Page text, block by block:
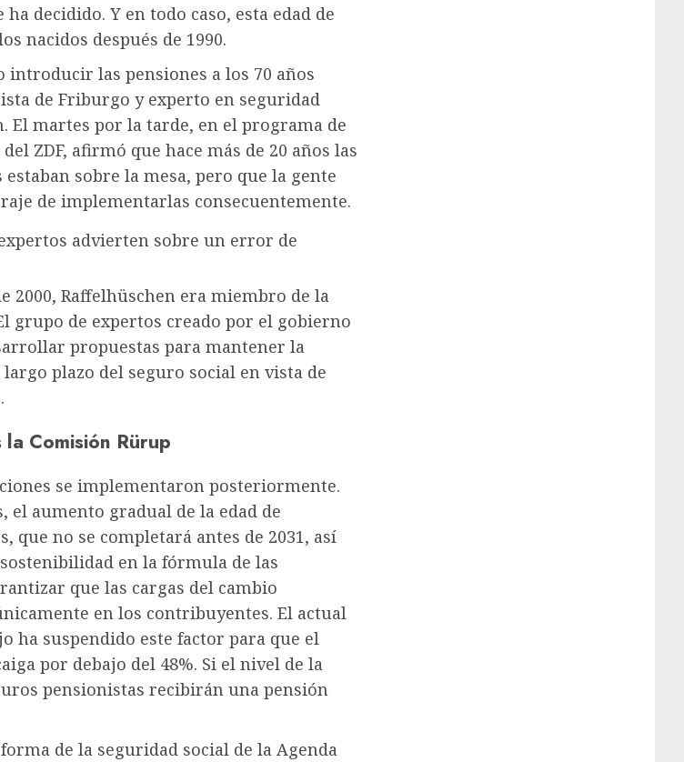
decidido. Y en todo caso, esta edad de
nacidos después de 1990.
las pensiones a los 70 años
de Friburgo y experto en seguridad
El martes por la tarde, en el programa de
ZDF, afirmó que hace más de 20 años las
sobre la mesa, pero que la gente
de implementarlas consecuentemente.
advierten sobre un error de
2000, Raffelhüschen era miembro de la
grupo de expertos creado por el gobierno
propuestas para mantener la
plazo del seguro social en vista de
Comisión Rürup
se implementaron posteriormente.
el aumento gradual de la edad de
que no se completará antes de 2031, así
en la fórmula de las
que las cargas del cambio
en los contribuyentes. El actual
ha suspendido este factor para que el
por debajo del 48%. Si el nivel de la
pensionistas recibirán una pensión
de la seguridad social de la Agenda